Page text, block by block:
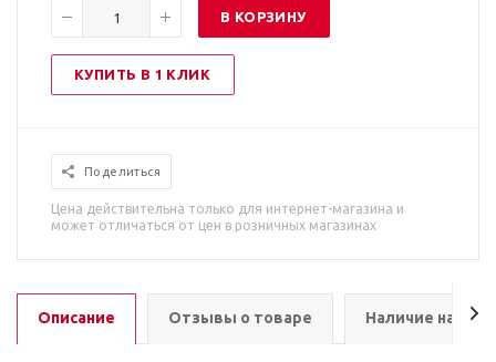
В КОРЗИНУ
КУПИТЬ В 1 КЛИК
Поделиться
Цена действительна только для интернет-магазина и
может отличаться от цен в розничных магазинах
Описание Отзывы о товаре Наличие на